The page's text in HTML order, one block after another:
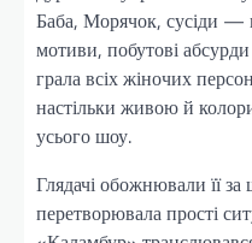
Баба, Морячок, сусіди —
мотиви, побутові
грала всіх жіночих
настільки живою й
усього шоу.
Глядачі обожнювали її за
перетворювала прості